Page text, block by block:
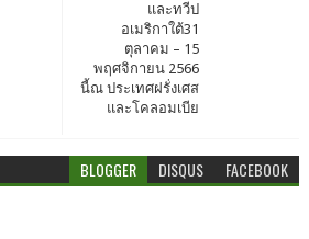
และทวีป
อเมริกาใต้31
ตุลาคม – 15
พฤศจิกายน 2566
นี้ณ ประเทศฝรั่งเศส
และโคลอมเบีย
BLOGGER DISQUS FACEBOOK